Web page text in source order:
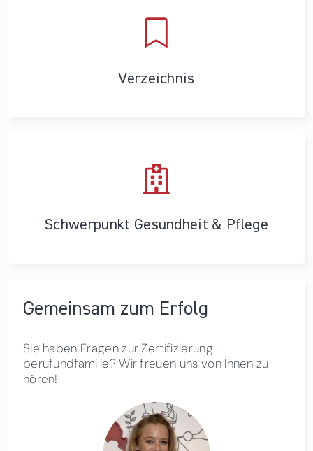
Verzeichnis
Schwerpunkt Gesundheit & Pflege
Gemeinsam zum Erfolg
Sie haben Fragen zur Zertifizierung
berufundfamilie? Wir freuen uns von Ihnen zu
hören!